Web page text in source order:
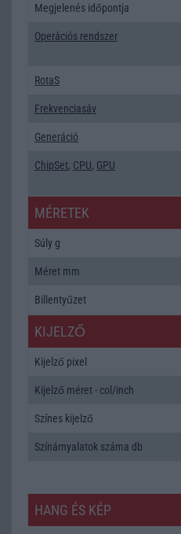
Megjelenés időpontja
Operációs rendszer
RotaS
Frekvenciasáv
Generáció
ChipSet, CPU, GPU
MÉRETEK
Súly g
Méret mm
Billentyűzet
KIJELZŐ
Kijelző pixel
Kijelző méret - col/inch
Színes kijelző
Színárnyalatok száma db
HANG ÉS KÉP